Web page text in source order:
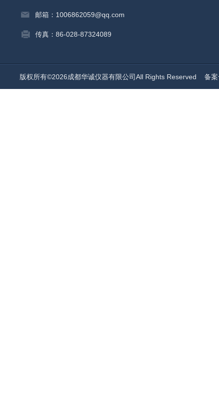
邮箱：1006862059@qq.com
传真：86-028-87324089
版权所有©2026成都华诚仪器有限公司All Rights Reserved 备